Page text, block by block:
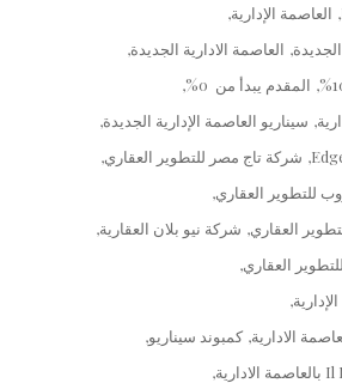
العاصمة الإدارية
العاصمة الادارية الجديدة
المقدم يبدأ من 0%
سيناريو العاصمة الإدارية الجديدة
شركة تاج مصر للتطوير العقاري
للتطوير العقاري
العقاري شركة نيو بلان العقارية
العقاري
الادارية كمبوند سيناريو